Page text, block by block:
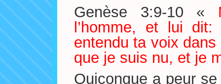
Genèse 3:9-10 «
l’homme, et lui
entendu ta voix dans
que je suis nu, et je
Quiconque a peur